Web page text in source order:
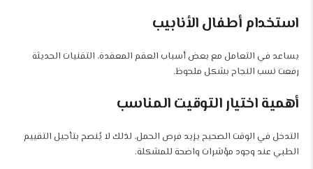
استخدام أطفال الأنابيب
يساعد في التعامل مع بعض أسباب العقم المعقدة، التقنيات الحديثة
رفعت نسب النجاح بشكل ملحوظ.
أهمية اختيار التوقيت المناسب
التدخل في الوقت الصحيح يزيد فرص الحمل، لذلك لا يُنصح بتأجيل التقييم
الطبي عند وجود مؤشرات واضحة للمشكلة.